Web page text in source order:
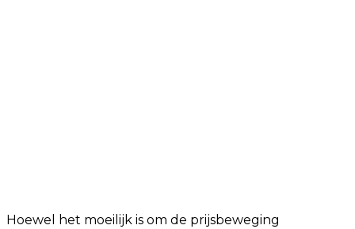
Hoewel het moeilijk is om de prijsbeweging